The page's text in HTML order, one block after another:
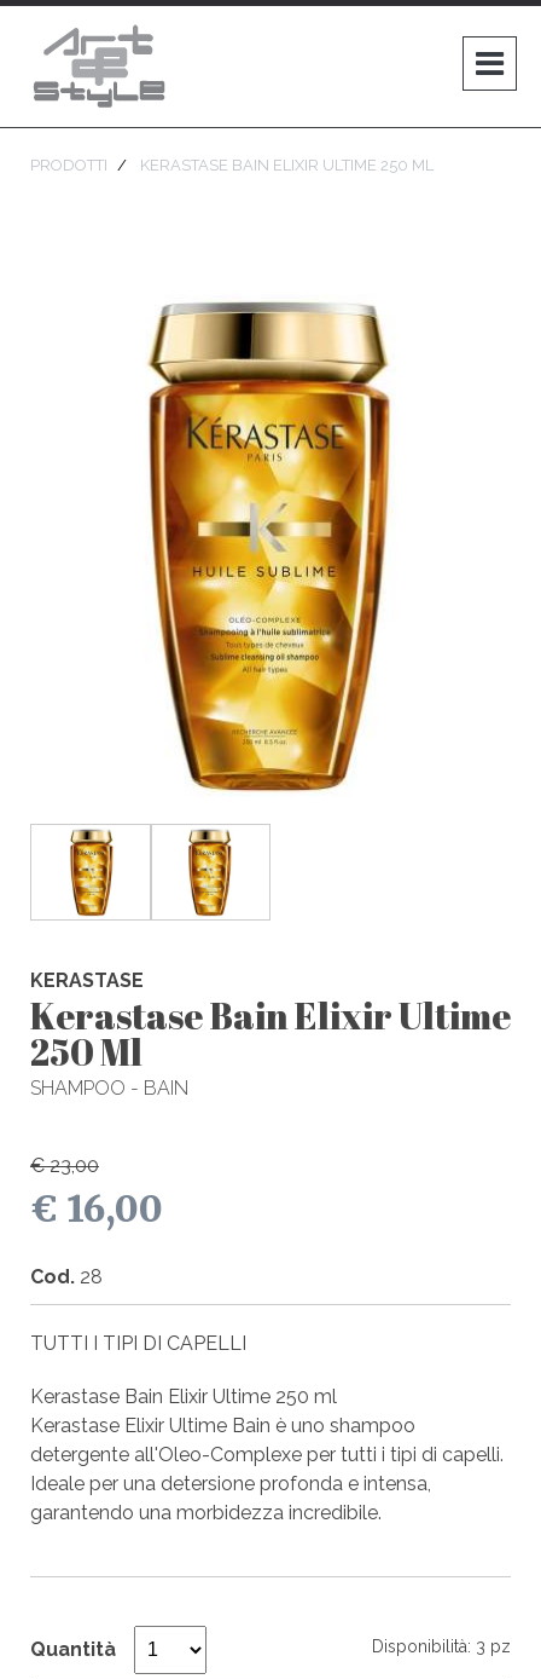
PRODOTTI KERASTASE BAIN ELIXIR ULTIME 250 ML
KERASTASE
Kerastase Bain Elixir Ultime
250 Ml
SHAMPOO - BAIN
€ 23,00
€ 16,00
Cod. 28
TUTTI I TIPI DI CAPELLI
Kerastase Bain Elixir Ultime 250 ml
Kerastase Elixir Ultime Bain è uno shampoo
detergente all'Oleo-Complexe per tutti i tipi di capelli.
Ideale per una detersione profonda e intensa,
garantendo una morbidezza incredibile.
Quantità Disponibilità: 3 pz